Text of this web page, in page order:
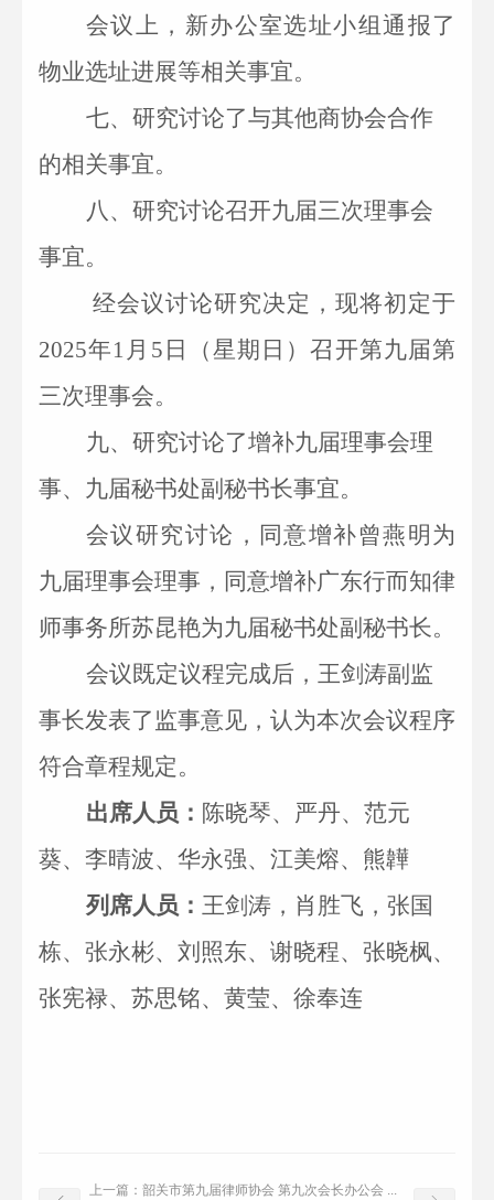
会议上，新办公室选址小组通报了
物业选址进展等相关事宜。
七、 研究讨论了与其他商协会合作
的相关事宜。
八、 研究讨论召开九届三次理事会
事宜。
经会议讨论研究决定，现将初定于
2025年1月5日（星期日）召开第九届第
三次理事会。
九、 研究讨论了增补九届理事会理
事、九届秘书处副秘书长事宜。
会议研究讨论，同意增补曾燕明为
九届理事会理事，同意增补广东行而知律
师事务所苏昆艳为九届秘书处副秘书长。
会议既定议程完成后， 王剑涛副 监
事长发表了监事意见，认为本次会议程序
符合章程规定。
出席人员： 陈晓琴、严丹、范元
葵、李晴波、华永强、江美熔、熊韡
列席人员： 王剑涛，肖胜飞，张国
栋、张永彬、刘照东、谢晓程、张晓枫、
张宪禄、苏思铭、黄莹、徐奉连
上一篇： 韶关市第九届律师协会 第九次会长办公会 ...